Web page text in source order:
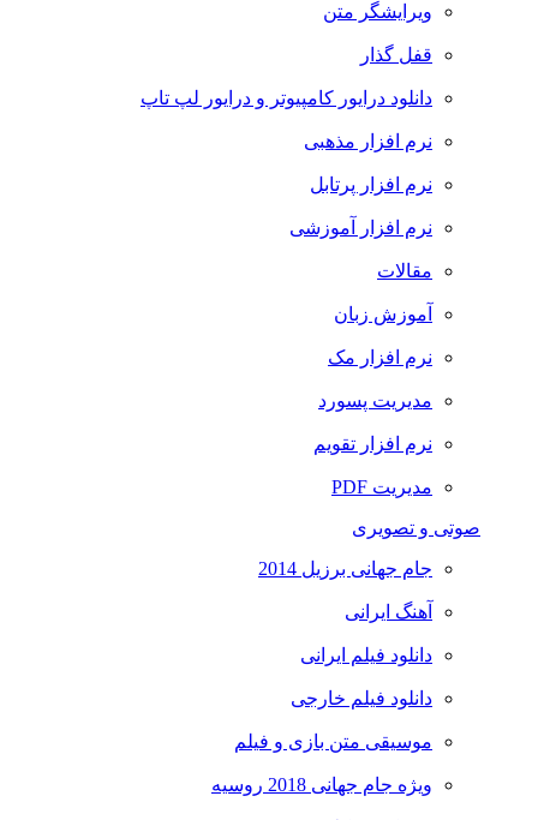
ویرایشگر متن
قفل گذار
دانلود درایور کامپیوتر و درایور لپ تاپ
نرم افزار مذهبی
نرم افزار پرتابل
نرم افزار آموزشی
مقالات
آموزش زبان
نرم افزار مک
مدیریت پسورد
نرم افزار تقویم
مدیریت PDF
صوتی و تصویری
جام جهانی برزیل 2014
آهنگ ایرانی
دانلود فیلم ایرانی
دانلود فیلم خارجی
موسیقی متن بازی و فیلم
ویژه جام جهانی 2018 روسیه